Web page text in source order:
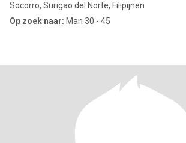
Socorro, Surigao del Norte, Filipijnen
Op zoek naar: Man 30 - 45